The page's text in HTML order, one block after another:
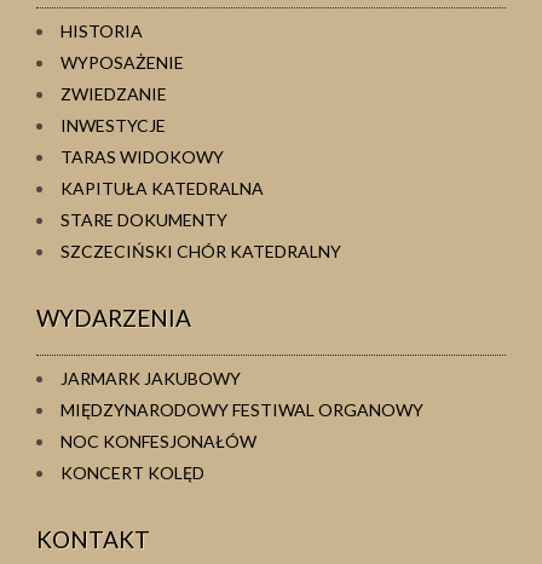
HISTORIA
WYPOSAŻENIE
ZWIEDZANIE
INWESTYCJE
TARAS WIDOKOWY
KAPITUŁA KATEDRALNA
STARE DOKUMENTY
SZCZECIŃSKI CHÓR KATEDRALNY
WYDARZENIA
JARMARK JAKUBOWY
MIĘDZYNARODOWY FESTIWAL ORGANOWY
NOC KONFESJONAŁÓW
KONCERT KOLĘD
KONTAKT